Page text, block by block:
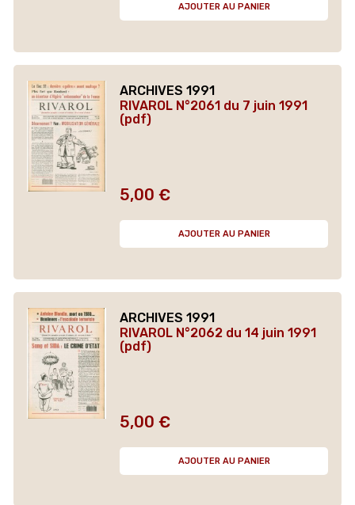
AJOUTER AU PANIER
ARCHIVES 1991
RIVAROL N°2061 du 7 juin 1991
(pdf)
Prix
5,00 €
AJOUTER AU PANIER
ARCHIVES 1991
RIVAROL N°2062 du 14 juin 1991
(pdf)
Prix
5,00 €
AJOUTER AU PANIER